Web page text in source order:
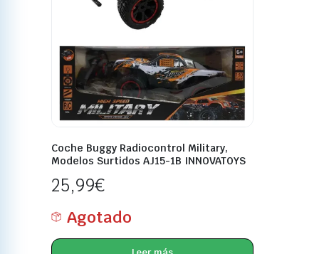
Coche Buggy Radiocontrol Military,
Modelos Surtidos AJ15-1B INNOVATOYS
25,99€
Agotado